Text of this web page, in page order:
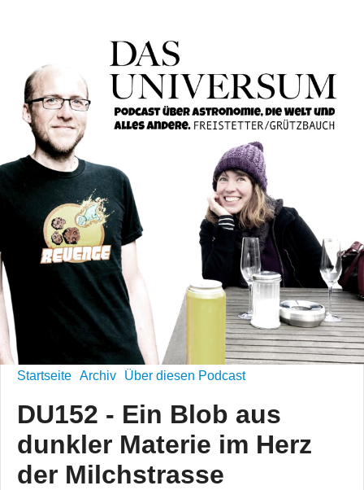
Startseite Archiv Über diesen Podcast
DU152 - Ein Blob aus
dunkler Materie im Herz
der Milchstrasse